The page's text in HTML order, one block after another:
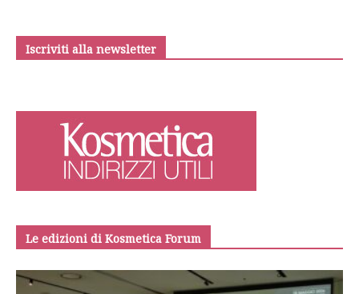
Iscriviti alla newsletter
Le edizioni di Kosmetica Forum